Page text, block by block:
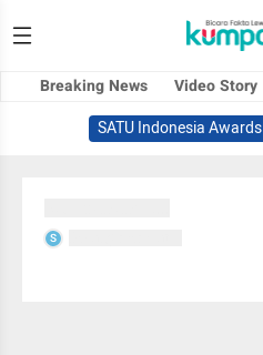
Breaking News Video Story
SATU Indonesia Awards
S